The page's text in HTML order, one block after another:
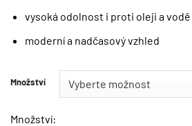
vysoká odolnost i proti oleji a vodě
moderní a nadčasový vzhled
Množství
Množství: